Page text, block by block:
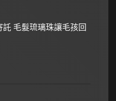
毛髮琉璃珠讓毛孩回